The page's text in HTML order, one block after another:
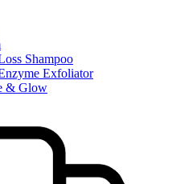
Shampoo
Exfoliator
& Glow